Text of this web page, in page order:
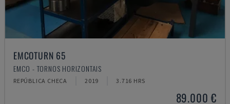
EMCOTURN 65
EMCO - TORNOS HORIZONTAIS
REPÚBLICA CHECA 2019 3.716 HRS
89.000 €